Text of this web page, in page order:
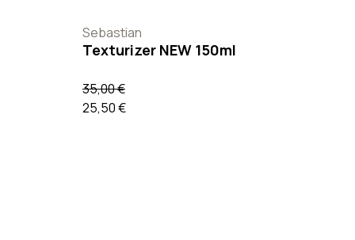
Sebastian
Texturizer NEW 150ml
35,00 €
25,50 €